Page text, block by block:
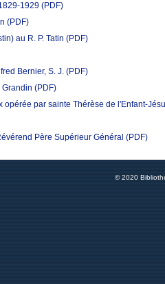
1929 (PDF)
(PDF)
au R. P. Tatin (PDF)
Bernier, S. J. (PDF)
(PDF)
opérée par sainte Thérèse de l'Enfant-
Père Supérieur Général (PDF)
© 2020